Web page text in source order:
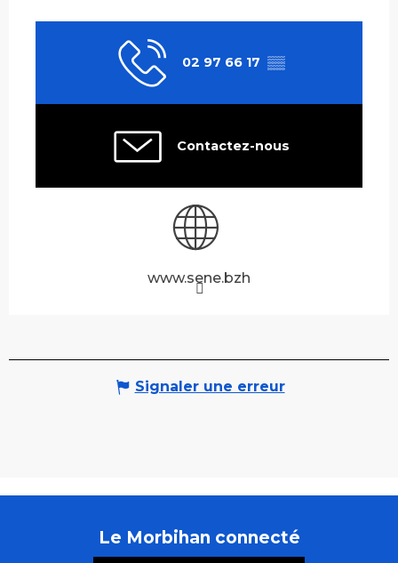
02 97 66 17 ▒▒
Contactez-nous
www.sene.bzh
Signaler une erreur
Le Morbihan connecté